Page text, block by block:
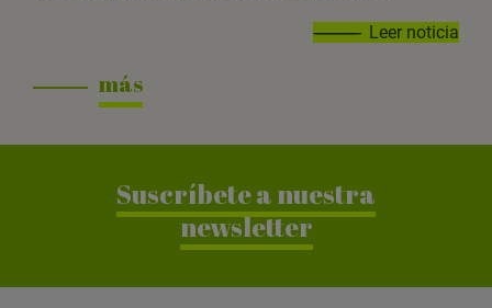
Leer noticia
más
Suscríbete a nuestra
newsletter